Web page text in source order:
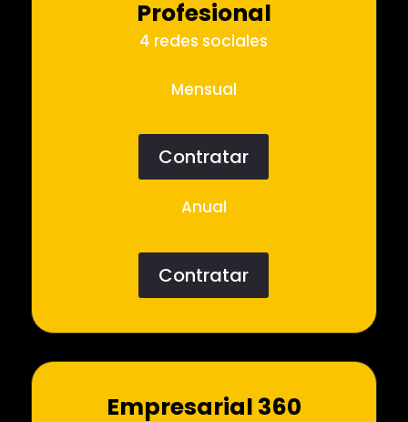
Profesional
4 redes sociales
Mensual
Contratar
Anual
Contratar
Empresarial 360